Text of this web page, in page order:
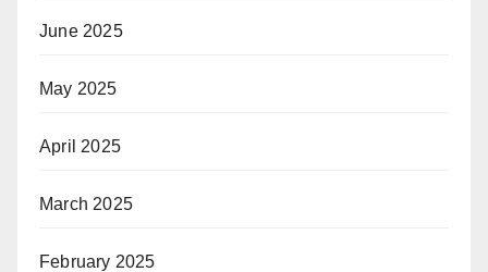
June 2025
May 2025
April 2025
March 2025
February 2025